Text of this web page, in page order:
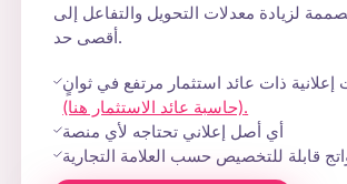
لزيادة معدلات التحويل والتفاعل إلى
أقصى حد.
ذات عائد استثمار مرتفع في ثوانٍ
(حاسبة عائد الاستثمار هنا).
أي أصل إعلاني تحتاجه لأي منصة
قابلة للتخصيص حسب العلامة التجارية